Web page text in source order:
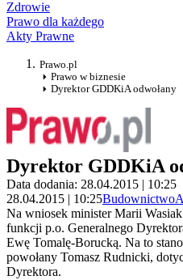
Zdrowie
Prawo dla każdego
Akty Prawne
Prawo.pl
Prawo w biznesie
Dyrektor GDDKiA odwołany
Dyrektor GDDKiA
Data dodania: 28.04.2015 | 10:25
28.04.2015 | 10:25Budownictwo
Na wniosek minister Marii
funkcji p.o. Generalnego
Ewę Tomalę-Borucką. Na to
powołany Tomasz Rudnicki,
Dyrektora.